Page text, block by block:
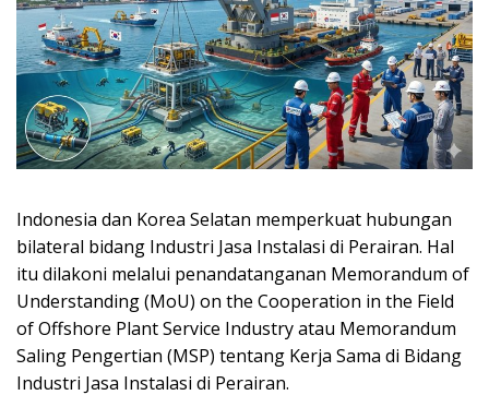
Indonesia dan Korea Selatan memperkuat hubungan
bilateral bidang Industri Jasa Instalasi di Perairan. Hal
itu dilakoni melalui penandatanganan Memorandum of
Understanding (MoU) on the Cooperation in the Field
of Offshore Plant Service Industry atau Memorandum
Saling Pengertian (MSP) tentang Kerja Sama di Bidang
Industri Jasa Instalasi di Perairan.